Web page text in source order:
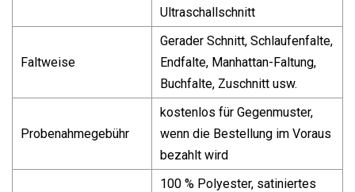
Ultraschallschnitt
Faltweise
Gerader Schnitt, Schlaufenfalte,
Endfalte, Manhattan-Faltung,
Buchfalte, Zuschnitt usw.
Probenahmegebühr
kostenlos für Gegenmuster,
wenn die Bestellung im Voraus
bezahlt wird
100 % Polyester, satiniertes